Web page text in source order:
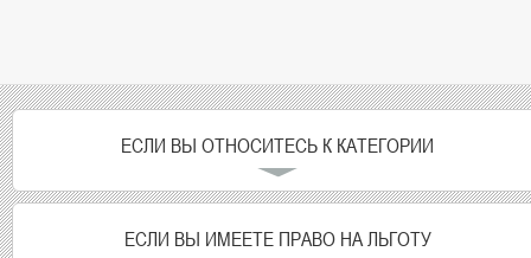
ЕСЛИ ВЫ ОТНОСИТЕСЬ К КАТЕГОРИИ
ЕСЛИ ВЫ ИМЕЕТЕ ПРАВО НА ЛЬГОТУ